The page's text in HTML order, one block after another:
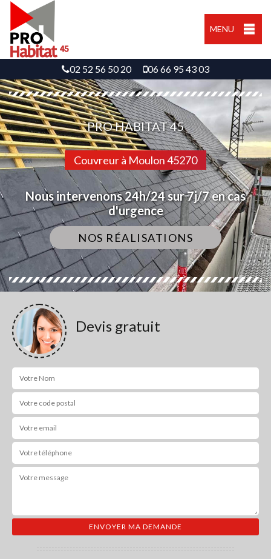
MENU
02 52 56 50 20 06 66 95 43 03
PRO HABITAT 45
Couvreur à Moulon 45270
Nous intervenons 24h/24 sur 7j/7 en cas
d'urgence
NOS RÉALISATIONS
Devis gratuit